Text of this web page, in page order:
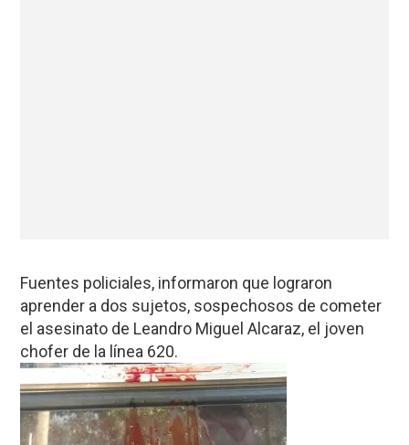
Fuentes policiales, informaron que lograron
aprender a dos sujetos, sospechosos de cometer
el asesinato de Leandro Miguel Alcaraz, el joven
chofer de la línea 620.